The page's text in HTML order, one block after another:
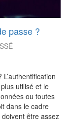
passe ?
utilisé et le
ou toutes
dans le cadre
être assez